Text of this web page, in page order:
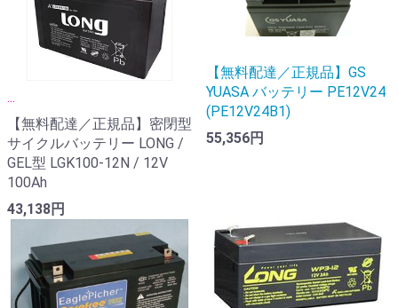
...
【無料配達／正規品】密閉型
サイクルバッテリー LONG /
GEL型 LGK100-12N / 12V
100Ah
43,138円
【無料配達／正規品】GS
YUASA バッテリー PE12V24
(PE12V24B1)
55,356円